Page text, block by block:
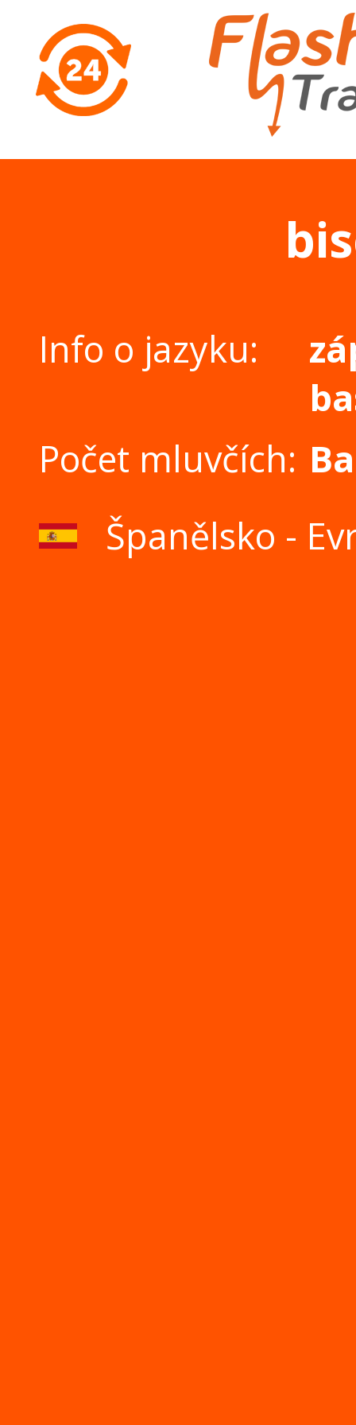
Info o jazyku:
Počet mluvčích:
Španělsko -